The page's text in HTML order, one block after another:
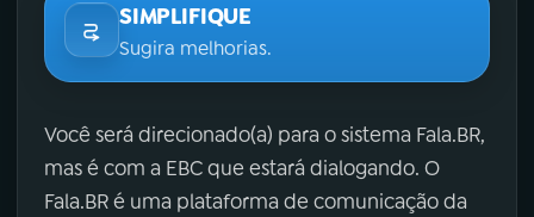
SIMPLIFIQUE
Sugira melhorias.
Você será direcionado(a) para o sistema Fala.BR,
mas é com a EBC que estará dialogando. O
Fala.BR é uma plataforma de comunicação da